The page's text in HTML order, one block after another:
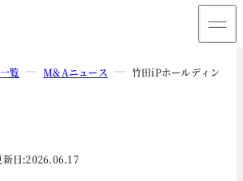
覧 M&Aニュース 竹田iPホールディング
新日:2026.06.17